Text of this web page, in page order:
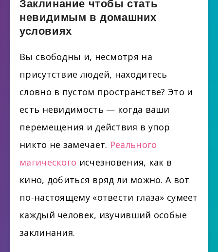
Заклинание чтобы стать
невидимым в домашних
условиях
Вы свободны и, несмотря на
присутствие людей, находитесь
словно в пустом пространстве? Это и
есть невидимость — когда ваши
перемещения и действия в упор
никто не замечает. Реального
магического исчезновения, как в
кино, добиться вряд ли можно. А вот
по-настоящему «отвести глаза» сумеет
каждый человек, изучивший особые
заклинания.